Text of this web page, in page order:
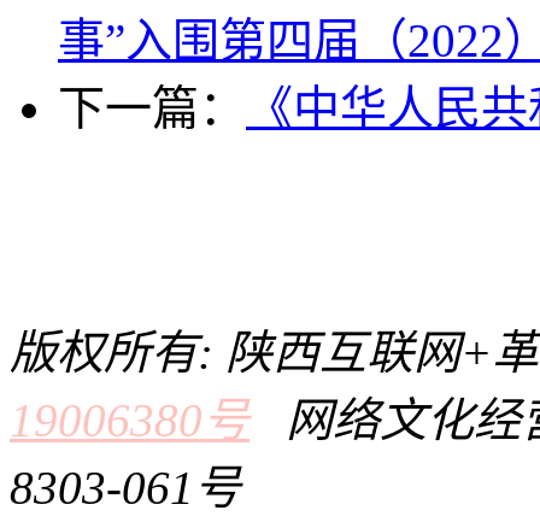
事”入围第四届（2022
下一篇：
《中华人民
版权所有: 陕西互联网+
19006380号网络文化经
8303-061号